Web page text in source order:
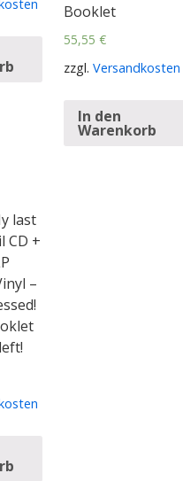
Booklet
55,55€
zzgl.Versandkosten
In den
Warenkorb
last
CD +
–